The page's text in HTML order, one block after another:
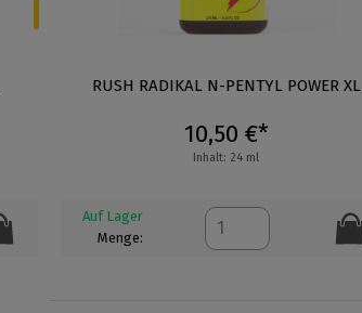
RUSH RADIKAL N-PENTYL POWER XL
10,50 €*
Inhalt: 24 ml
Auf Lager
Menge: